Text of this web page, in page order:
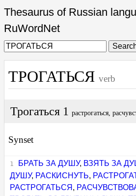
Thesaurus of Russian
RuWordNet
ТРОГАТЬСЯ verb
Трогаться 1 растрогаться,
Synset
БРАТЬ ЗА ДУШУ, ВЗЯТЬ ЗА
ДУШУ, РАСКИСНУТЬ,
РАСТРОГАТЬСЯ ,